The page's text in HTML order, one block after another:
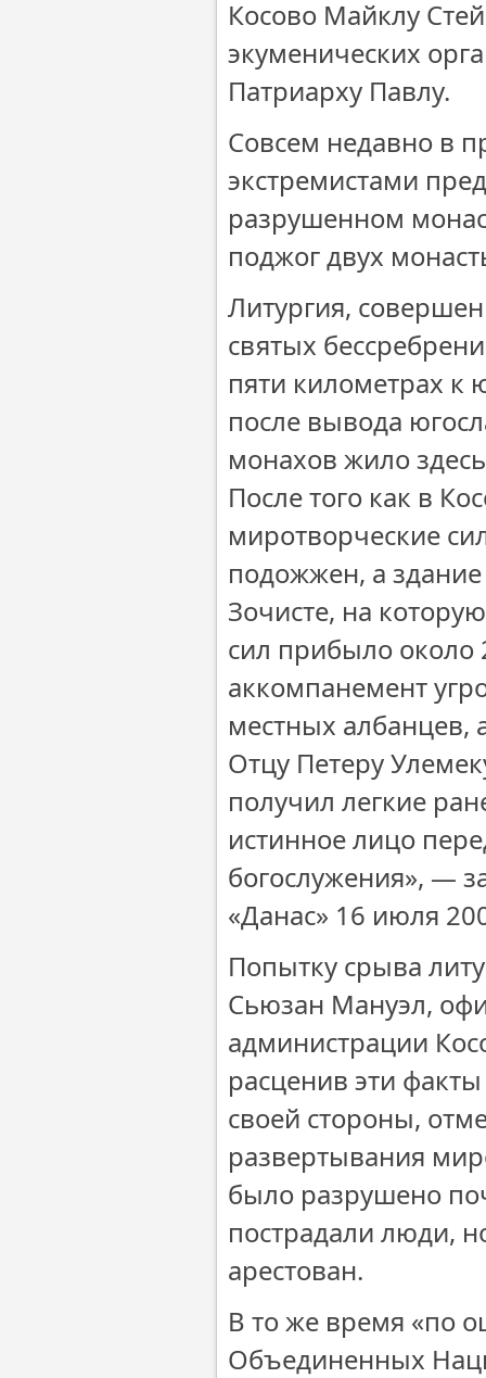
Косово Майклу
экуменических
Патриарху Павлу.
Совсем недавно в
экстремистами
разрушенном
поджог двух
Литургия,
святых
пяти километрах к
после вывода
монахов жило
После того как в
миротворческие
подожжен, а
Зочисте, на
сил прибыло около
аккомпанемент
местных албанцев,
Отцу Петеру
получил легкие
истинное лицо
богослужения», —
«Данас» 16 июля
Попытку срыва
Сьюзан Мануэл,
администрации
расценив эти
своей стороны,
развертывания
было разрушено
пострадали люди,
арестован.
В то же время «по
Объединенных